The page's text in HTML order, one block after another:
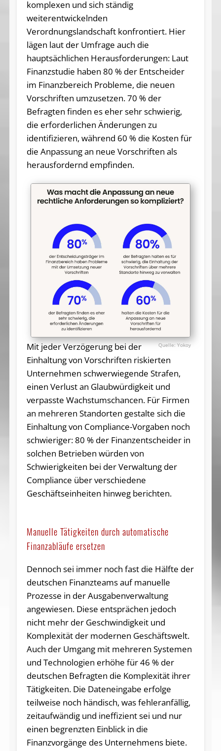
komplexen und sich ständig
weiterentwickelnden
Verordnungslandschaft konfrontiert. Hier
lägen laut der Umfrage auch die
hauptsächlichen Herausforderungen: Laut
Finanzstudie haben 80 % der Entscheider
im Finanzbereich Probleme, die neuen
Vorschriften umzusetzen. 70 % der
Befragten finden es eher sehr schwierig,
die erforderlichen Änderungen zu
identifizieren, während 60 % die Kosten für
die Anpassung an neue Vorschriften als
herausfordernd empfinden.
Yokoy
Mit jeder Verzögerung bei der
Einhaltung von Vorschriften riskierten
Unternehmen schwerwiegende Strafen,
einen Verlust an Glaubwürdigkeit und
verpasste Wachstumschancen. Für Firmen
an mehreren Standorten gestalte sich die
Einhaltung von Compliance-Vorgaben noch
schwieriger: 80 % der Finanzentscheider in
solchen Betrieben würden von
Schwierigkeiten bei der Verwaltung der
Compliance über verschiedene
Geschäftseinheiten hinweg berichten.
Manuelle Tätigkeiten durch automatische
Finanzabläufe ersetzen
Dennoch sei immer noch fast die Hälfte der
deutschen Finanzteams auf manuelle
Prozesse in der Ausgabenverwaltung
angewiesen. Diese entsprächen jedoch
nicht mehr der Geschwindigkeit und
Komplexität der modernen Geschäftswelt.
Auch der Umgang mit mehreren Systemen
und Technologien erhöhe für 46 % der
deutschen Befragten die Komplexität ihrer
Tätigkeiten. Die Dateneingabe erfolge
teilweise noch händisch, was fehleranfällig,
zeitaufwändig und ineffizient sei und nur
einen begrenzten Einblick in die
Finanzvorgänge des Unternehmens biete.